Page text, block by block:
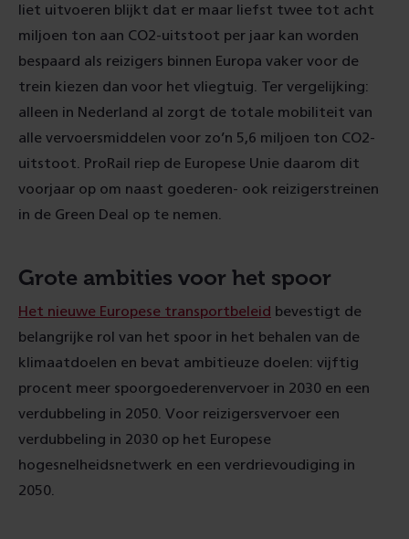
liet uitvoeren blijkt dat er maar liefst twee tot acht
miljoen ton aan CO2-uitstoot per jaar kan worden
bespaard als reizigers binnen Europa vaker voor de
trein kiezen dan voor het vliegtuig. Ter vergelijking:
alleen in Nederland al zorgt de totale mobiliteit van
alle vervoersmiddelen voor zo’n 5,6 miljoen ton CO2-
uitstoot. ProRail riep de Europese Unie daarom dit
voorjaar op om naast goederen- ook reizigerstreinen
in de Green Deal op te nemen.
Grote ambities voor het spoor
Het nieuwe Europese transportbeleid
bevestigt de
belangrijke rol van het spoor in het behalen van de
klimaatdoelen en bevat ambitieuze doelen: vijftig
procent meer spoorgoederenvervoer in 2030 en een
verdubbeling in 2050. Voor reizigersvervoer een
verdubbeling in 2030 op het Europese
hogesnelheidsnetwerk en een verdrievoudiging in
2050.